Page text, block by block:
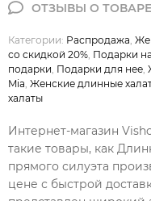
Категории: Распродажа
со скидкой 20% Подарки
подарки Подарки для нее
Mia Женские длинные
халаты
Интернет-магазин
такие товары, как
прямого силуэта
цене с быстрой